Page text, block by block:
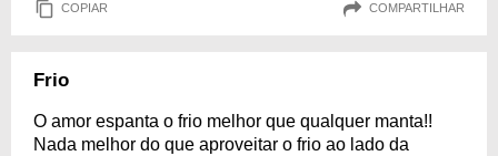
COPIAR COMPARTILHAR
Frio
O amor espanta o frio melhor que qualquer manta!!
Nada melhor do que aproveitar o frio ao lado da